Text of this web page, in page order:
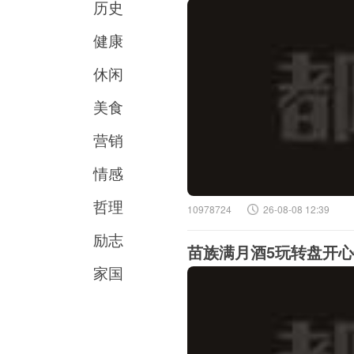
历史
健康
休闲
美食
营销
情感
哲理
励志
家国
10978724 26-08-08 12:39
苗族满月酒5玩转盘开